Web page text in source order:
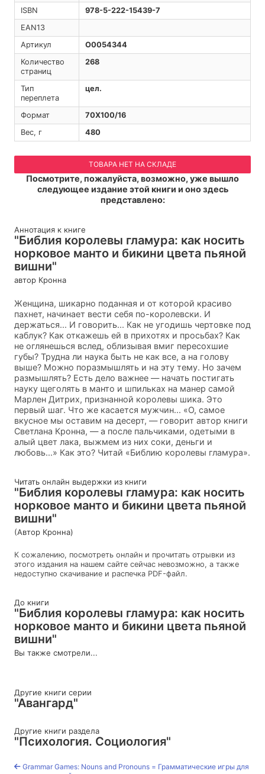
ISBN
978-5-222-15439-7
EAN13
Артикул
O0054344
Количество
страниц
268
Тип
переплета
цел.
Формат
70Х100/16
Вес, г
480
ТОВАРА НЕТ НА СКЛАДЕ
Посмотрите, пожалуйста, возможно, уже вышло
следующее издание этой книги и оно здесь
представлено:
Аннотация к книге
"Библия королевы гламура: как носить
норковое манто и бикини цвета пьяной
вишни"
автор Кронна
Женщина, шикарно поданная и от которой красиво
пахнет, начинает вести себя по-королевски. И
держаться... И говорить... Как не угодишь чертовке под
каблук? Как откажешь ей в прихотях и просьбах? Как
не оглянешься вслед, облизывая вмиг пересохшие
губы? Трудна ли наука быть не как все, а на голову
выше? Можно поразмышлять и на эту тему. Но зачем
размышлять? Есть дело важнее — начать постигать
науку щеголять в манто и шпильках на манер самой
Марлен Дитрих, признанной королевы шика. Это
первый шаг. Что же касается мужчин... «О, самое
вкусное мы оставим на десерт, — говорит автор книги
Светлана Кронна, — а после пальчиками, одетыми в
алый цвет лака, выжмем из них соки, деньги и
любовь...» Как это? Читай «Библию королевы гламура».
Читать онлайн выдержки из книги
"Библия королевы гламура: как носить
норковое манто и бикини цвета пьяной
вишни"
(Автор Кронна)
К сожалению, посмотреть онлайн и прочитать отрывки из
этого издания на нашем сайте сейчас невозможно, а также
недоступно скачивание и распечка PDF-файл.
До книги
"Библия королевы гламура: как носить
норковое манто и бикини цвета пьяной
вишни"
Вы также смотрели...
Другие книги серии
"Авангард"
Другие книги раздела
"Психология. Социология"
Grammar Games: Nouns and Pronouns = Грамматические игры для